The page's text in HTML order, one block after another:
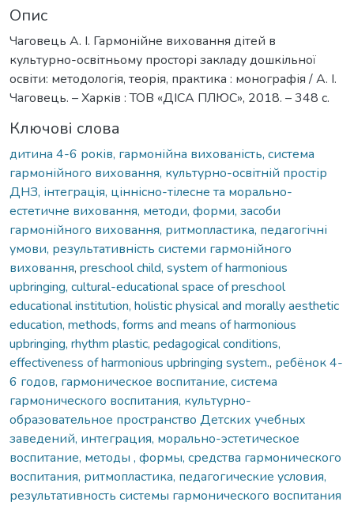
Опис
Чаговець А. І. Гармонійне виховання дітей в
культурно-освітньому просторі закладу дошкільної
освіти: методологія, теорія, практика : монографія / А. І.
Чаговець. – Харків : ТОВ «ДІСА ПЛЮС», 2018. – 348 с.
Ключові слова
дитина 4-6 років, гармонійна вихованість, система
гармонійного виховання, культурно-освітній простір
ДНЗ, інтеграція, ціннісно-тілесне та морально-
естетичне виховання, методи, форми, засоби
гармонійного виховання, ритмопластика, педагогічні
умови, результативність системи гармонійного
виховання, preschool child, system of harmonious
upbringing, cultural-educational space of preschool
educational institution, holistic physical and morally aesthetic
education, methods, forms and means of harmonious
upbringing, rhythm plastic, pedagogical conditions,
effectiveness of harmonious upbringing system., ребёнок 4-
6 годов, гармоническое воспитание, система
гармонического воспитания, культурно-
образовательное пространство Детских учебных
заведений, интеграция, морально-эстетическое
воспитание, методы , формы, средства гармонического
воспитания, ритмопластика, педагогические условия,
результативность системы гармонического воспитания